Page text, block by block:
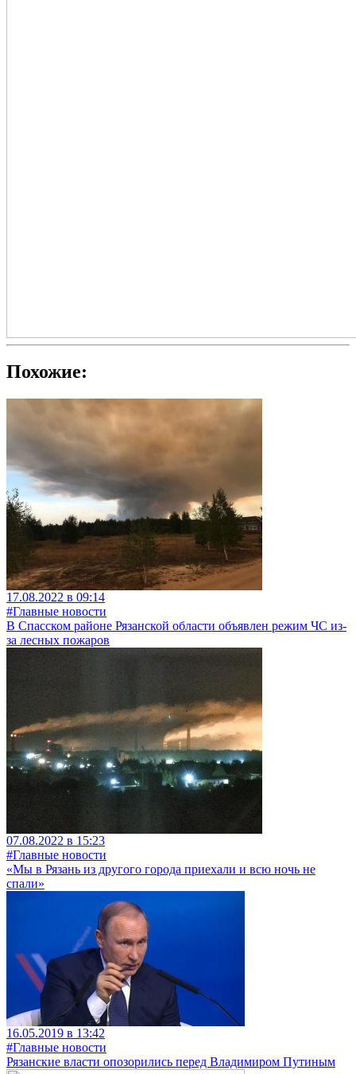
Похожие:
17.08.2022 в 09:14
#Главные новости
В Спасском районе Рязанской области объявлен режим ЧС из-
за лесных пожаров
07.08.2022 в 15:23
#Главные новости
«Мы в Рязань из другого города приехали и всю ночь не
спали»
16.05.2019 в 13:42
#Главные новости
Рязанские власти опозорились перед Владимиром Путиным